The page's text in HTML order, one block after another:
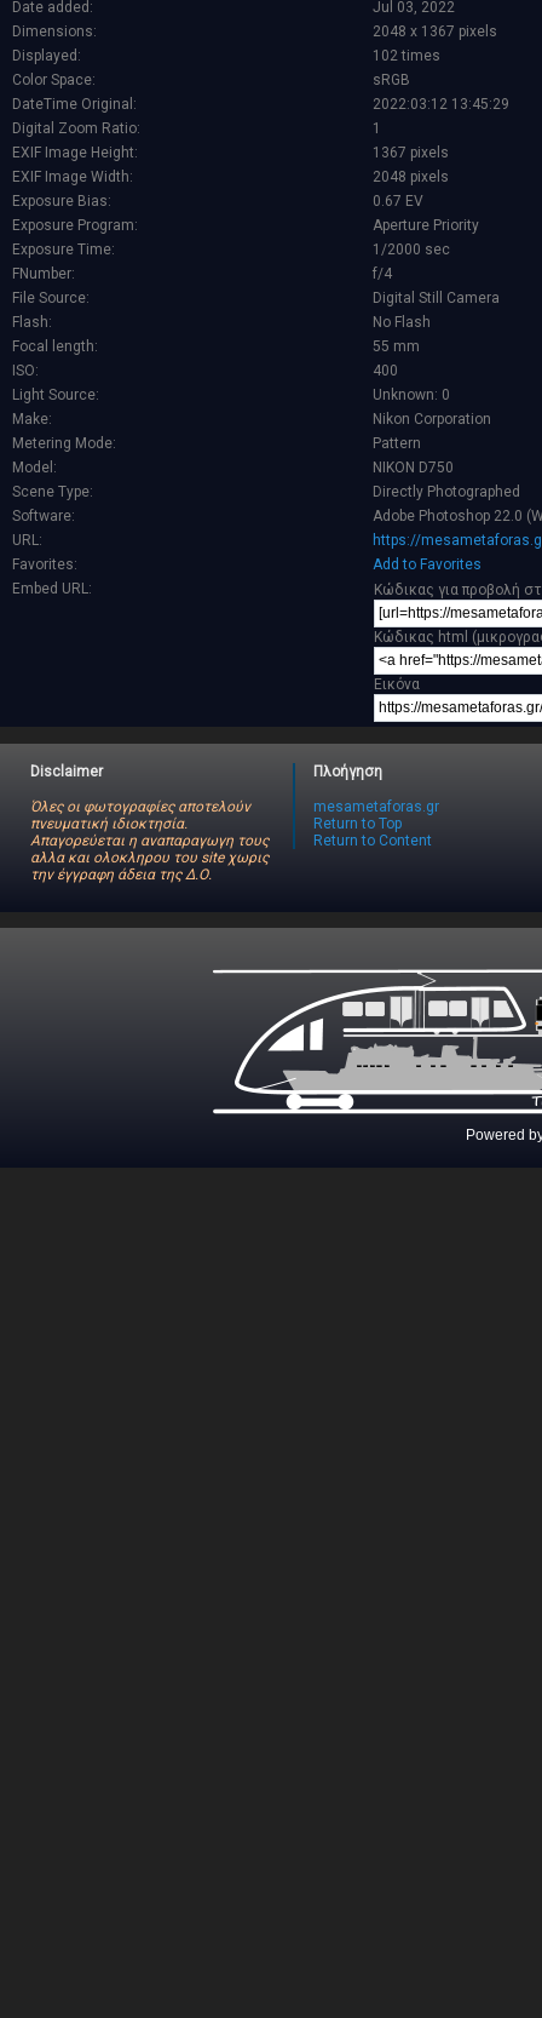
Date added:
Jul 03, 2022
Dimensions:
2048 x 1367 pixels
Displayed:
102 times
Color Space:
sRGB
DateTime Original:
2022:03:12 13:45:29
Digital Zoom Ratio:
1
EXIF Image Height:
1367 pixels
EXIF Image Width:
2048 pixels
Exposure Bias:
0.67 EV
Exposure Program:
Aperture Priority
Exposure Time:
1/2000 sec
FNumber:
f/4
File Source:
Digital Still Camera
Flash:
No Flash
Focal length:
55 mm
ISO:
400
Light Source:
Unknown: 0
Make:
Nikon Corporation
Metering Mode:
Pattern
Model:
NIKON D750
Scene Type:
Directly Photographed
Software:
Adobe Photoshop 22.0
URL:
https://
Favorites:
Add to Favorites
Embed URL:
Κώδικας για προβολή
Κώδικας html
Εικόνα
Disclaimer
Όλες οι φωτογραφίες αποτελούν
πνευματική ιδιοκτησία.
Απαγορεύεται η αναπαραγωγη τους
αλλα και ολοκληρου του site χωρις
την έγγραφη άδεια της Δ.Ο.
Πλοήγηση
mesametaforas.gr
Return to Top
Return to Content
Powered